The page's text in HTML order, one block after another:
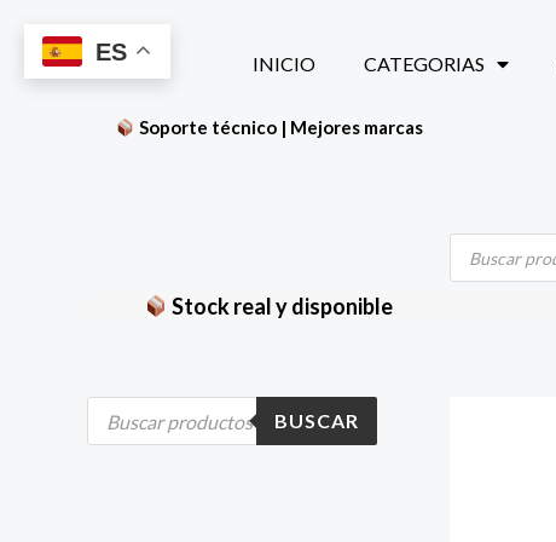
contenido
INICIO CATEGORIAS
Soporte técnico | Mejores marcas
Búsqueda
productos
Stock real y disponible
B
s
BUSCAR
ES